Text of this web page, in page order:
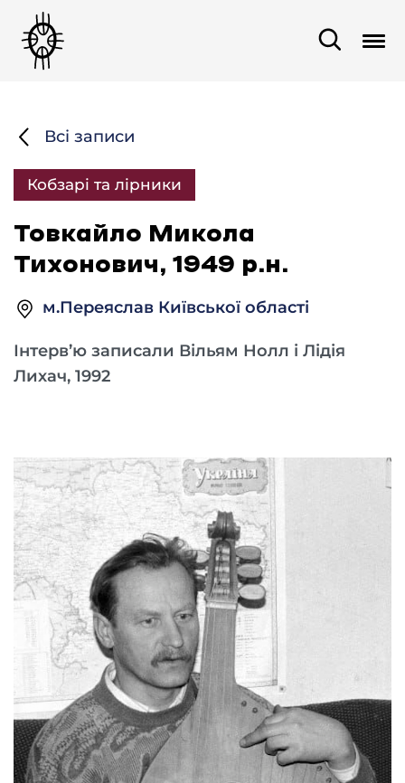
Всі записи
Кобзарі та лірники
Товкайло Микола
Тихонович, 1949 р.н.
м.Переяслав Київської області
Інтерв’ю записали Вільям Нолл і Лідія
Лихач, 1992